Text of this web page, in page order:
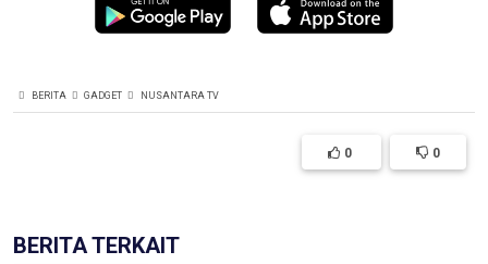
BERITA GADGET NUSANTARA TV
0 0
BERITA TERKAIT